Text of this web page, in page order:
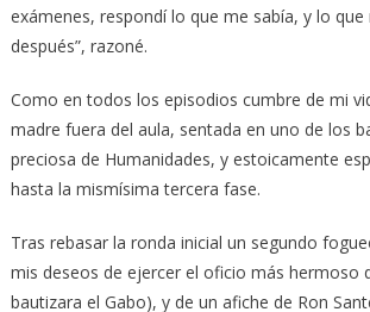
exámenes, respondí lo que me sabía, y lo que
después”, razoné.
Como en todos los episodios cumbre de mi
madre fuera del aula, sentada en uno de los
preciosa de Humanidades, y estoicamente
hasta la mismísima tercera fase.
Tras rebasar la ronda inicial un segundo
mis deseos de ejercer el oficio más hermoso
bautizara el Gabo), y de un afiche de Ron